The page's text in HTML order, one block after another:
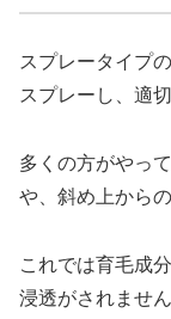
スプレータイプ
スプレーし、適
多くの方がやっ
や、斜め上からの
これでは育毛成
浸透がされません